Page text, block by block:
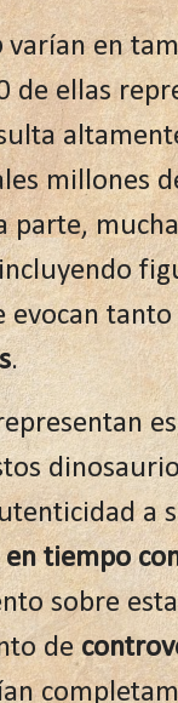
varían en
de ellas
millones
parte,
evocan
.
a
tiempo
sobre
de